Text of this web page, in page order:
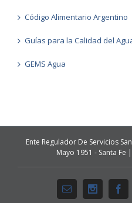
Código Alimentario Argentino
Guías para la Calidad del
GEMS Agua
Ente Regulador De Servicios
Mayo 1951 - Santa Fe
Email Instagram